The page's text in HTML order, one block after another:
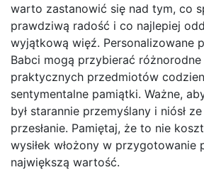
warto zastanowić się nad tym, co
prawdziwą radość i co najlepiej
wyjątkową więź. Personalizowane
Babci mogą przybierać
praktycznych przedmiotów
sentymentalne pamiątki. Ważne,
był starannie przemyślany i niósł
przesłanie. Pamiętaj, że to nie
wysiłek włożony w przygotowanie
największą wartość.